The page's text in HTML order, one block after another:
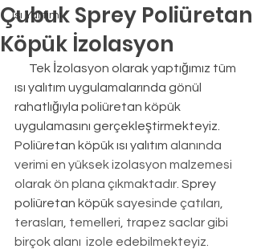
Isı Yalıtımı
Çubuk Sprey Poliüretan
Köpük İzolasyon
ısı yalıtım uygulamalarında gönül
rahatlığıyla poliüretan köpük
uygulamasını gerçekleştirmekteyiz.
Poliüretan köpük ısı yalıtım alanında
verimi en yüksek izolasyon malzemesi
olarak ön plana çıkmaktadır. Sprey
poliüretan köpük sayesinde çatıları,
terasları, temelleri, trapez saclar gibi
birçok alanı  izole edebilmekteyiz.